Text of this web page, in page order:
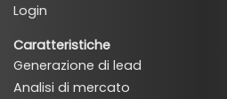
Login
Caratteristiche
Generazione di lead
Analisi di mercato